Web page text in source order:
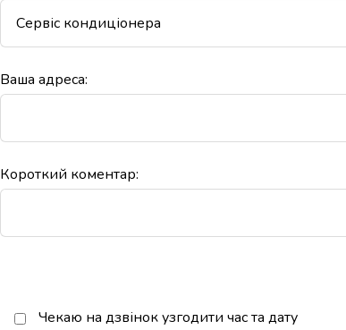
Ваша адреса:
Короткий коментар:
Чекаю на дзвінок узгодити час та дату